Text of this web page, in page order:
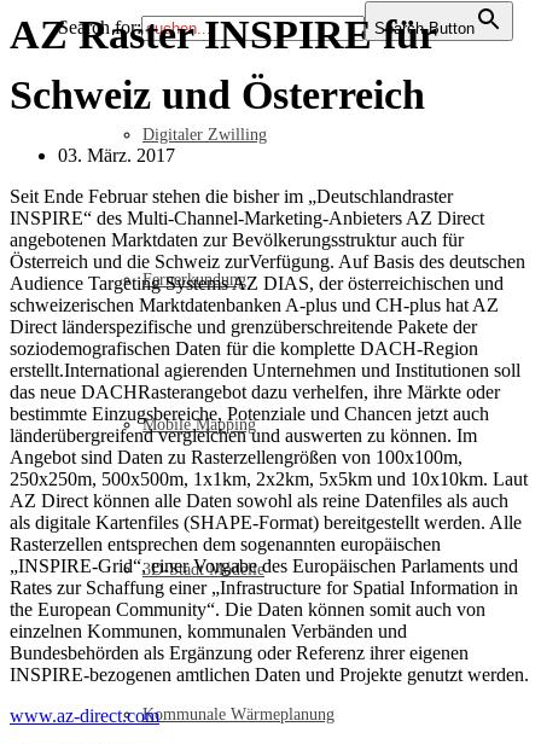
Digitaler Zwilling
Fernerkundung
Mobile Mapping
3D-Stadt Modelle
Kommunale Wärmeplanung
Search for: Search Button
AZ Raster INSPIRE für
Schweiz und Österreich
03. März. 2017
Seit Ende Februar stehen die bisher im „Deutschlandraster
INSPIRE“ des Multi-Channel-Marketing-Anbieters AZ Direct
angebotenen Marktdaten zur Bevölkerungsstruktur auch für
Österreich und die Schweiz zurVerfügung. Auf Basis des deutschen
Audience Targeting Systems AZ DIAS, der österreichischen und
schweizerischen Marktdatenbanken A-plus und CH-plus hat AZ
Direct länderspezifische und grenzüberschreitende Pakete der
soziodemografischen Daten für die komplette DACH-Region
erstellt.International agierenden Unternehmen und Institutionen soll
das neue DACHRasterangebot dazu verhelfen, ihre Märkte oder
bestimmte Einzugsbereiche, Potenziale und Chancen jetzt auch
länderübergreifend vergleichen und auswerten zu können. Im
Angebot sind Daten zu Rasterzellengrößen von 100x100m,
250x250m, 500x500m, 1x1km, 2x2km, 5x5km und 10x10km. Laut
AZ Direct können alle Daten sowohl als reine Datenfiles als auch
als digitale Kartenfiles (SHAPE-Format) bereitgestellt werden. Alle
Rasterzellen entsprechen dem sogenannten europäischen
„INSPIRE-Grid“, einer Vorgabe des Europäischen Parlaments und
Rates zur Schaffung einer „Infrastructure for Spatial Information in
the European Community“. Die Daten können somit auch von
einzelnen Kommunen, kommunalen Verbänden und
Bundesbehörden als Ergänzung oder Referenz ihrer eigenen
INSPIRE-bezogenen amtlichen Daten und Projekte genutzt werden.
www.az-direct.com